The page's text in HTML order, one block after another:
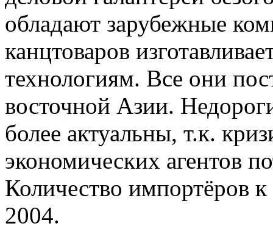
обладают зарубежные
канцтоваров
технологиям. Все они
восточной Азии.
более актуальны, т.к.
экономических агентов
Количество импортёров
2004.